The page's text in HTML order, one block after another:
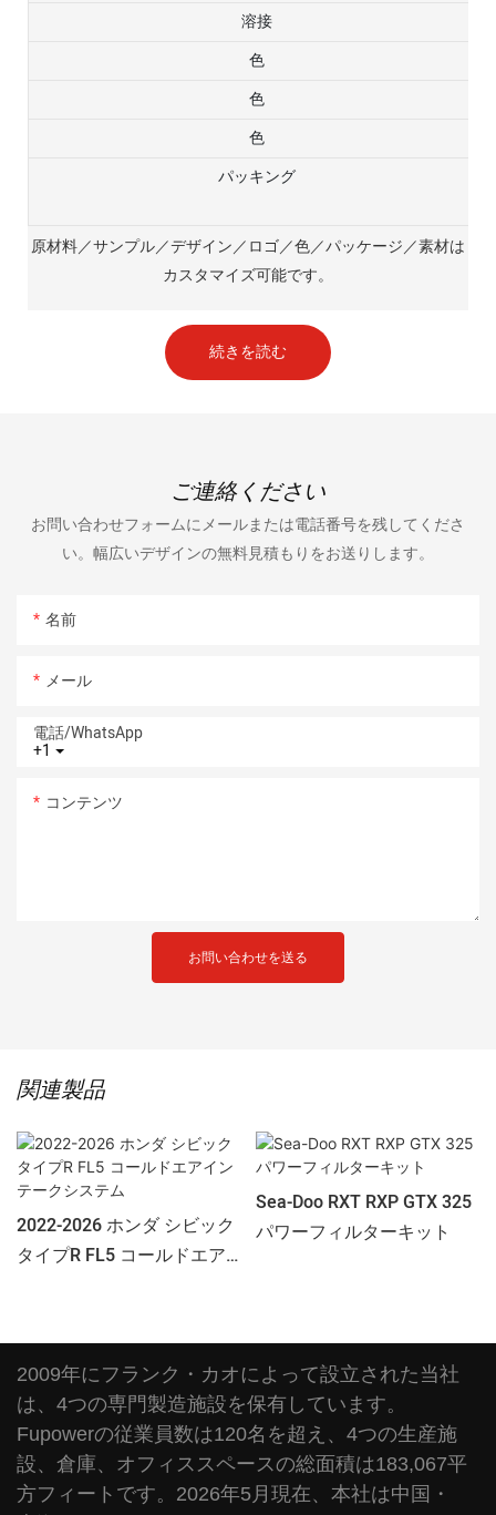
溶接
色
色
色
パッキング
原材料／サンプル／デザイン／ロゴ／色／パッケージ／素材は
カスタマイズ可能です。
続きを読む
ご連絡ください
お問い合わせフォームにメールまたは電話番号を残してくださ
い。幅広いデザインの無料見積もりをお送りします。
名前
メール
+1
電話/WhatsApp
コンテンツ
お問い合わせを送る
関連製品
2022-2026 ホンダ シビック
タイプR FL5 コールドエア
Sea-Doo RXT RXP GTX 325
パワーフィルターキット
2009年にフランク・カオによって設立された当社
は、4つの専門製造施設を保有しています。
Fupowerの従業員数は120名を超え、4つの生産施
設、倉庫、オフィススペースの総面積は183,067平
方フィートです。2026年5月現在、本社は中国・